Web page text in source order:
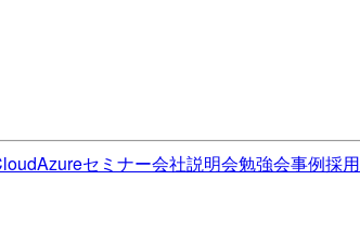
Azureセミナー会社説明会勉強会事例採用